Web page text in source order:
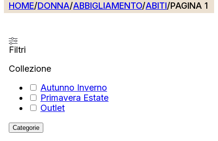
HOME/DONNA/ABBIGLIAMENTO/ABITI/PAGINA 1
Filtri
Collezione
Autunno Inverno
Primavera Estate
Outlet
Categorie